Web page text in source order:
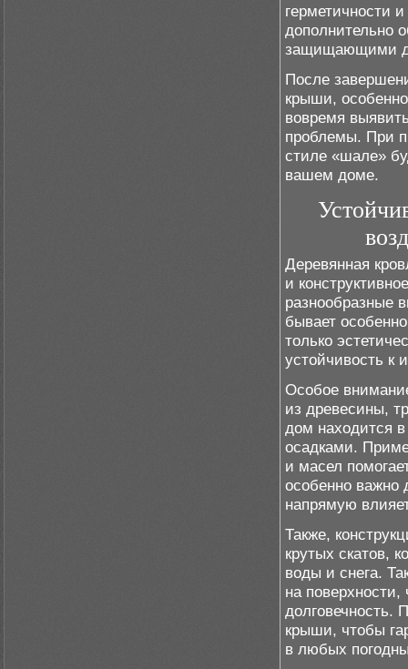
герметичности
дополнительно
защищающими
После
крыши,
вовремя
проблемы. При
стиле «шале»
вашем доме.
Деревянная
и
разнообразные
бывает
только
устойчивость к
Особое
из древесины,
дом находится
осадками.
и масел
особенно важно
напрямую
Также,
крутых скатов,
воды и снега.
на
долговечность.
крыши, чтобы
в любых